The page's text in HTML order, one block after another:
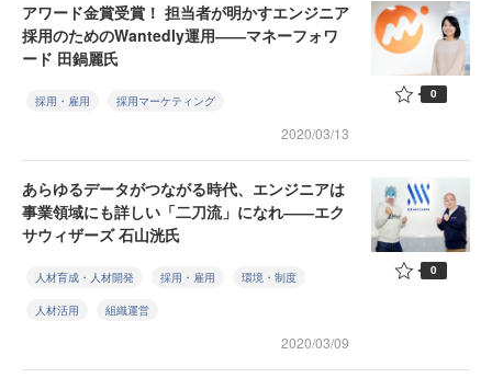
アワード金賞受賞！ 担当者が明かすエンジニア
採用のためのWantedly運用――マネーフォワ
ード 田鍋麗氏
採用・雇用 採用マーケティング
2020/03/13
0
あらゆるデータがつながる時代、エンジニアは
事業領域にも詳しい「二刀流」になれ――エク
サウィザーズ 石山洸氏
人材育成・人材開発 採用・雇用 環境・制度
人材活用 組織運営
2020/03/09
0